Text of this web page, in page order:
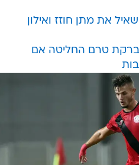
את מתן חוזז ואילון
טרם החליטה אם